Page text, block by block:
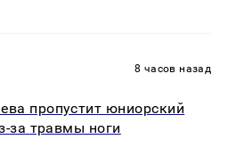
8 часов назад
пропустит юниорский
за травмы ноги